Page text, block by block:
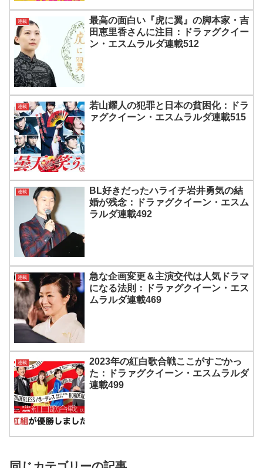
連載
最高の面白い『虎に翼』の脚本家・吉
田恵里香さんに注目：ドラァグクイー
ン・エスムラルダ連載512
連載
若山耀人の犯罪と日本の貧困化：ドラ
ァグクイーン・エスムラルダ連載515
連載
BL好きだったハライチ岩井勇気の結
婚が残念：ドラァグクイーン・エスム
ラルダ連載492
連載
急な企画変更＆主演交代は人気ドラマ
になる法則：ドラァグクイーン・エス
ムラルダ連載469
連載
2023年の紅白歌合戦ここがすごかっ
た：ドラァグクイーン・エスムラルダ
連載499